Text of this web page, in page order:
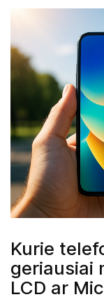
Kurie
geriausiai
LCD ar